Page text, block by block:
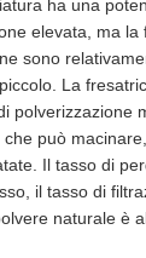
ha una
elevata, ma la
sono
La
polverizzazione
può
Il tasso di
il tasso di
naturale è